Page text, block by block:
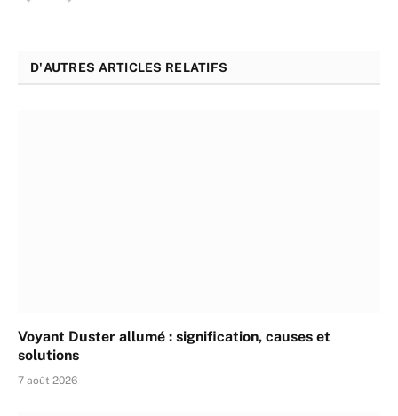
D'AUTRES ARTICLES RELATIFS
Voyant Duster allumé : signification, causes et
solutions
7 août 2026